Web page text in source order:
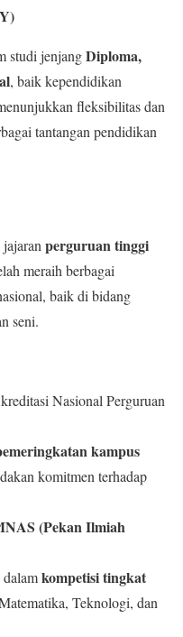
studi jenjangDiploma,
, baik kependidikan
fleksibilitas dan
tantangan pendidikan
perguruan tinggi
meraih berbagai
baik di bidang
seni.
Nasional Perguruan
kampus
komitmen terhadap
(Pekan Ilmiah
kompetisi tingkat
Teknologi, dan